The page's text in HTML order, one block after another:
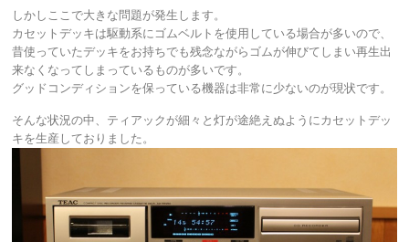
しかしここで大きな問題が発生します。
カセットデッキは駆動系にゴムベルトを使用している場合が多いので、
昔使っていたデッキをお持ちでも残念ながらゴムが伸びてしまい再生出
来なくなってしまっているものが多いです。
グッドコンディションを保っている機器は非常に少ないのが現状です。
そんな状況の中、ティアックが細々と灯が途絶えぬようにカセットデッ
キを生産しておりました。